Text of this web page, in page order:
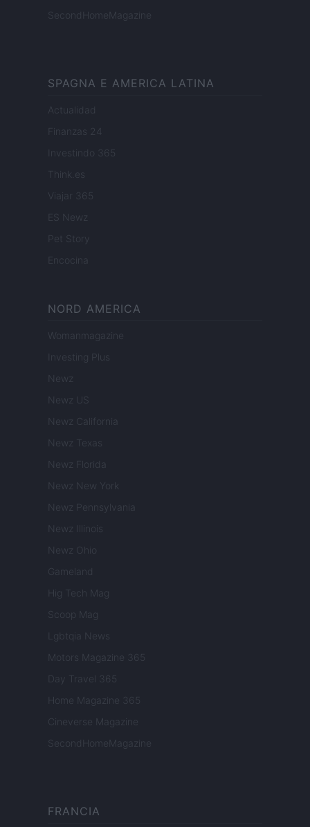
SecondHomeMagazine
SPAGNA E AMERICA LATINA
Actualidad
Finanzas 24
Investindo 365
Think.es
Viajar 365
ES Newz
Pet Story
Encocina
NORD AMERICA
Womanmagazine
Investing Plus
Newz
Newz US
Newz California
Newz Texas
Newz Florida
Newz New York
Newz Pennsylvania
Newz Illinois
Newz Ohio
Gameland
Hig Tech Mag
Scoop Mag
Lgbtqia News
Motors Magazine 365
Day Travel 365
Home Magazine 365
Cineverse Magazine
SecondHomeMagazine
FRANCIA